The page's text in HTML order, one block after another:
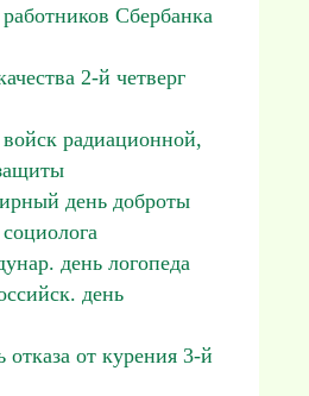
Сбербанка
2-й четверг
радиационной,
день доброты
день логопеда
день
от курения 3-й